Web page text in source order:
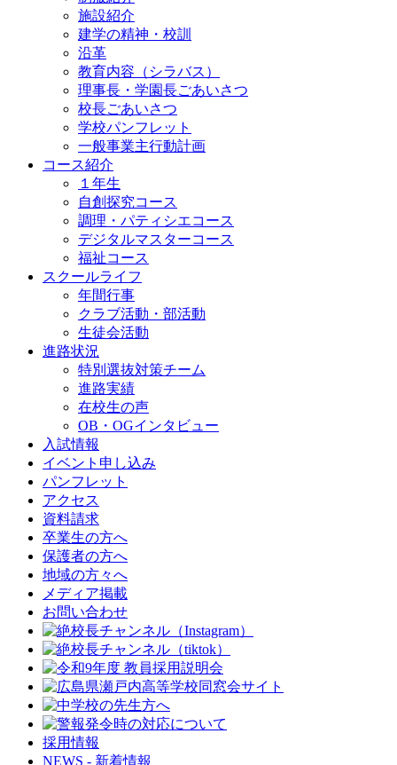
施設紹介
建学の精神・校訓
沿革
教育内容（シラバス）
理事長・学園長ごあいさつ
校長ごあいさつ
学校パンフレット
一般事業主行動計画
コース紹介
１年生
自創探究コース
調理・パティシエコース
デジタルマスターコース
福祉コース
スクールライフ
年間行事
クラブ活動・部活動
生徒会活動
進路状況
特別選抜対策チーム
進路実績
在校生の声
OB・OGインタビュー
入試情報
イベント申し込み
パンフレット
アクセス
資料請求
卒業生の方へ
保護者の方へ
地域の方々へ
メディア掲載
お問い合わせ
採用情報
NEWS - 新着情報